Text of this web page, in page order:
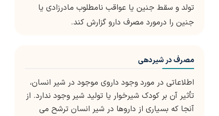
تولد و سقط جنین یا عواقب نامطلوب مادرزادی یا
جنین را درمورد مصرف دارو گزارش کند.
مصرف در شیردهی
اطلاعاتی در مورد وجود داروی موجود در شیر انسان،
تأثیر آن بر کودک شیرخوار یا تولید شیر وجود ندارد. از
آنجا که بسیاری از داروها در شیر انسان ترشح می